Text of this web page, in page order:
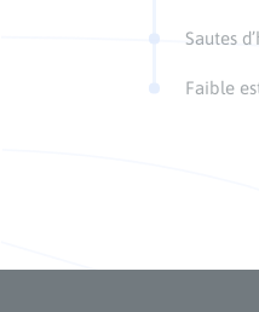
Sautes
Faible